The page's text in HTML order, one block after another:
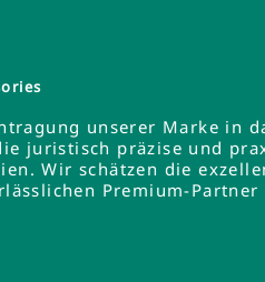
unserer Marke in
juristisch präzise und
Wir schätzen die
Premium-